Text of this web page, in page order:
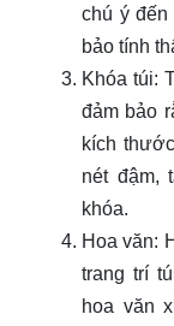
chú ý
bảo tính
Khóa túi:
đảm bảo
kích
nét đậm,
khóa.
Hoa văn:
trang trí
hoa văn